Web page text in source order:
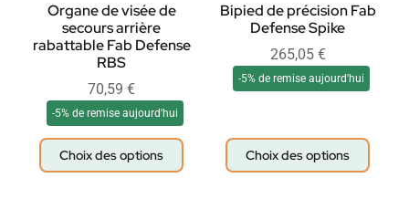
Organe de visée de
secours arrière
rabattable Fab Defense
RBS
70,59 €
-5% de remise aujourd'hui
Choix des options
Bipied de précision Fab
Defense Spike
265,05 €
-5% de remise aujourd'hui
Choix des options